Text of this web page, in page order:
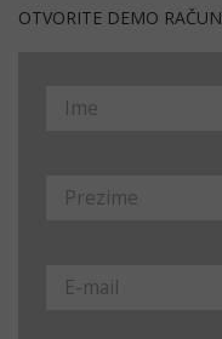
OTVORITE DEMO RAČUN